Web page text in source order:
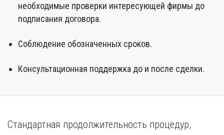
необходимые проверки интересующей фирмы до
подписания договора.
Соблюдение обозначенных сроков.
Консультационная поддержка до и после сделки.
Стандартная продолжительность процедур,